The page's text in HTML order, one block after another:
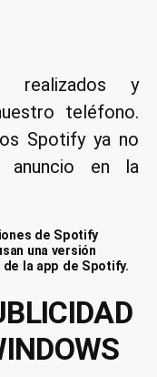
realizados y
teléfono.
Spotify ya no
anuncio en la
de Spotify
una versión
la app de Spotify.